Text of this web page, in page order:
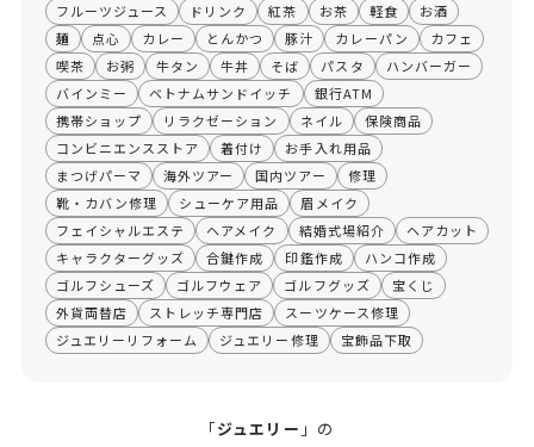
フルーツジュース
ドリンク 紅茶 お茶 軽食
お酒
麺
点心 カレー とんかつ 豚汁 カレーパン
カフェ
喫茶
お粥 牛タン 牛丼 そば パスタ
ハンバーガー
バインミー
ベトナムサンドイッチ
銀行ATM
携帯ショップ
リラクゼーション ネイル
保険商品
コンビニエンスストア
着付け
お手入れ用品
まつげパーマ
海外ツアー 国内ツアー
修理
靴・カバン修理
シューケア用品
眉メイク
フェイシャルエステ
ヘアメイク 結婚式場紹介
ヘアカット
キャラクターグッズ
合鍵作成 印鑑作成
ハンコ作成
ゴルフシューズ
ゴルフウェア ゴルフグッズ
宝くじ
外貨両替店
ストレッチ専門店
スーツケース修理
ジュエリーリフォーム
ジュエリー修理 宝飾品下取
「ジュエリー 」の